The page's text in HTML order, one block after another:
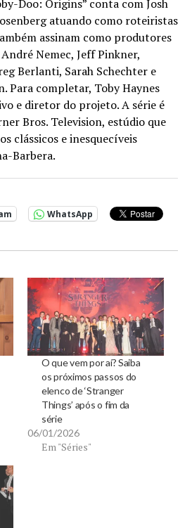
Doo: Origins” conta com Josh
atuando como roteiristas
assinam como produtores
Nemec, Jeff Pinkner,
Berlanti, Sarah Schechter e
Para completar, Toby Haynes
e diretor do projeto. A série é
Bros. Television, estúdio que
clássicos e inesquecíveis
Barbera.
WhatsApp
O que vem por aí? Saiba
os próximos passos do
elenco de ‘Stranger
Things’ após o fim da
série
06/01/2026
Em "Séries"